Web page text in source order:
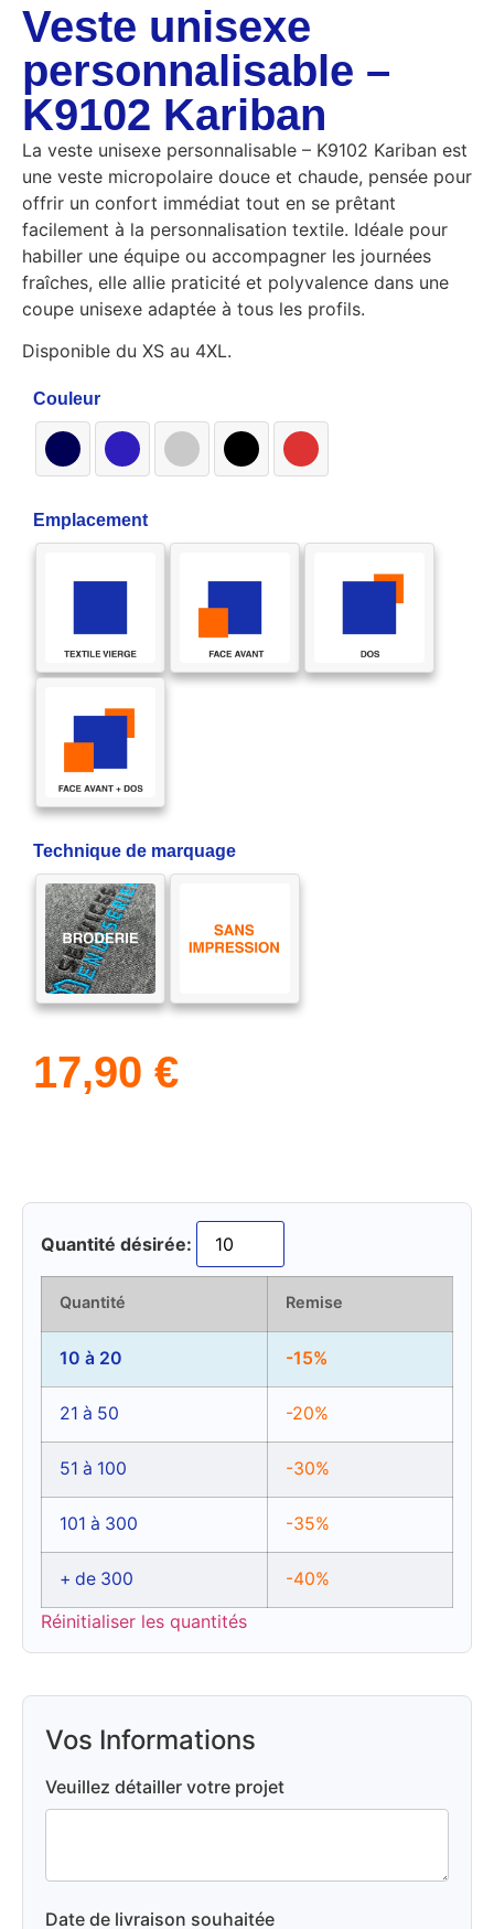
Veste unisexe
personnalisable –
K9102 Kariban
La veste unisexe personnalisable – K9102 Kariban est
une veste micropolaire douce et chaude, pensée pour
offrir un confort immédiat tout en se prêtant
facilement à la personnalisation textile. Idéale pour
habiller une équipe ou accompagner les journées
fraîches, elle allie praticité et polyvalence dans une
coupe unisexe adaptée à tous les profils.
Disponible du XS au 4XL.
Couleur
Emplacement
Technique de marquage
17,90 €
Quantité désirée:
Quantité Remise
10 à 20 -15%
21 à 50 -20%
51 à 100 -30%
101 à 300 -35%
+ de 300 -40%
Réinitialiser les quantités
Vos Informations
Veuillez détailler votre projet
Date de livraison souhaitée